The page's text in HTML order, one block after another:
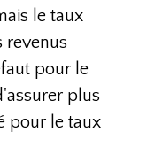
le taux
revenus
pour le
plus
pour le taux